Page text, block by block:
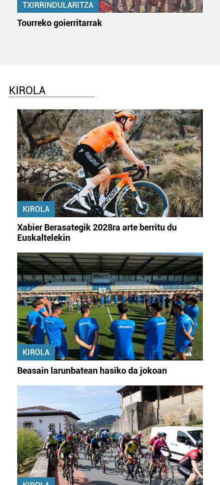
TXIRRINDULARITZA
Tourreko goierritarrak
KIROLA
KIROLA
Xabier Berasategik 2028ra arte berritu du
Euskaltelekin
KIROLA
Beasain larunbatean hasiko da jokoan